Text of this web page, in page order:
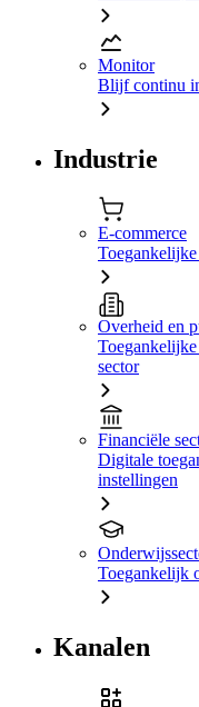
Monitor
Blijf continu
Industrie
E-commerce
Overheid en
sector
Financiële
Digitale
instellingen
Toegankelijk
Kanalen